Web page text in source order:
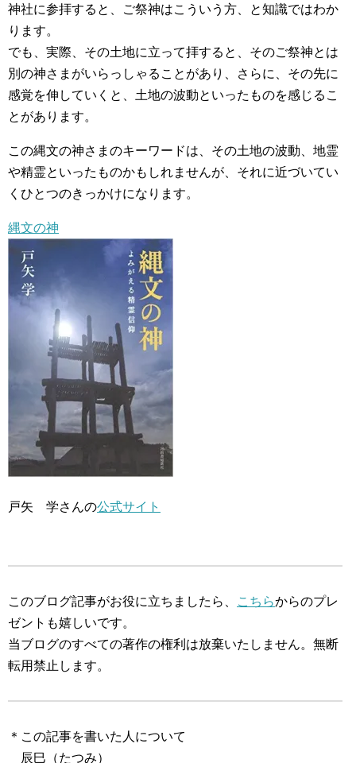
神社に参拝すると、ご祭神はこういう方、と知識ではわか
ります。
でも、実際、その土地に立って拝すると、そのご祭神とは
別の神さまがいらっしゃることがあり、さらに、その先に
感覚を伸していくと、土地の波動といったものを感じるこ
とがあります。
この縄文の神さまのキーワードは、その土地の波動、地霊
や精霊といったものかもしれませんが、それに近づいてい
くひとつのきっかけになります。
縄文の神
戸矢 学さんの公式サイト
このブログ記事がお役に立ちましたら、 こちらからのプレ
ゼントも嬉しいです。
当ブログのすべての著作の権利は放棄いたしません。無断
転用禁止します。
＊この記事を書いた人について
辰巳（たつみ）